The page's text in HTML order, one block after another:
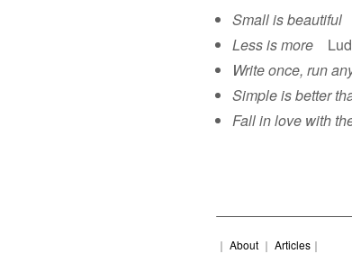
Small is beautiful
Less is more
Write once, run
Simple is better
Fall in love with
｜ About ｜ Articles ｜